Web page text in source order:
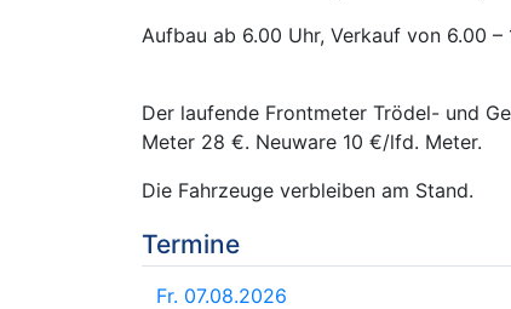
Aufbau ab 6.00 Uhr, Verkauf von 6.00 –
Der laufende Frontmeter Trödel- und
Meter 28 €. Neuware 10 €/lfd. Meter.
Die Fahrzeuge verbleiben am Stand.
Termine
Fr. 07.08.2026